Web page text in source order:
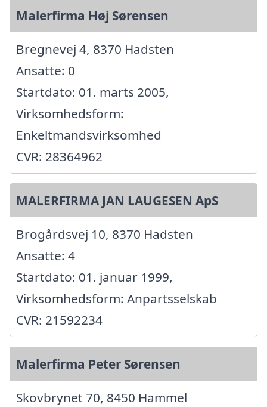
Malerfirma Høj Sørensen
Bregnevej 4, 8370 Hadsten
Ansatte: 0
Startdato: 01. marts 2005,
Virksomhedsform:
Enkeltmandsvirksomhed
CVR: 28364962
MALERFIRMA JAN LAUGESEN ApS
Brogårdsvej 10, 8370 Hadsten
Ansatte: 4
Startdato: 01. januar 1999,
Virksomhedsform: Anpartsselskab
CVR: 21592234
Malerfirma Peter Sørensen
Skovbrynet 70, 8450 Hammel